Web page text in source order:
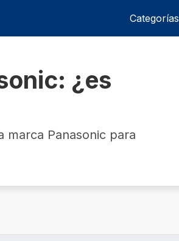
Categorías
¿es
marca Panasonic para